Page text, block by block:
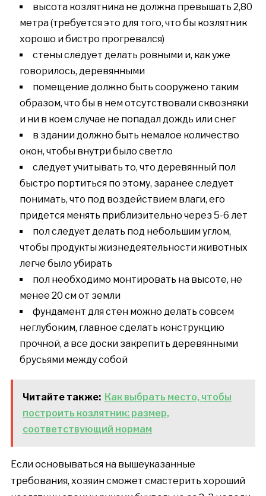
высота козлятника не должна превышать 2,80
метра (требуется это для того, что бы козлятник
хорошо и бистро прогревался)
стены следует делать ровными и, как уже
говорилось, деревянными
помещение должно быть сооружено таким
образом, что бы в нем отсутствовали сквозняки
и ни в коем случае не попадал дождь или снег
в здании должно быть немалое количество
окон, чтобы внутри было светло
следует учитывать то, что деревянный пол
быстро портиться по этому, заранее следует
понимать, что под воздействием влаги, его
придется менять приблизительно через 5-6 лет
пол следует делать под небольшим углом,
чтобы продукты жизнедеятельности животных
легче было убирать
пол необходимо монтировать на высоте, не
менее 20 см от земли
фундамент для стен можно делать совсем
неглубоким, главное сделать конструкцию
прочной, а все доски закрепить деревянными
брусьями между собой
Читайте также: Как выбрать место, чтобы
построить козлятник: размер,
соответствующий нормам
Если основываться на вышеуказанные
требования, хозяин сможет смастерить хороший